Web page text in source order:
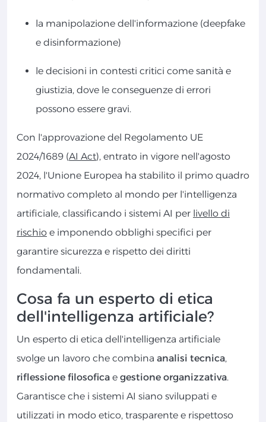
la manipolazione dell'informazione (deepfake
e disinformazione)
le decisioni in contesti critici come sanità e
giustizia, dove le conseguenze di errori
possono essere gravi.
Con l'approvazione del Regolamento UE
2024/1689 (AI Act), entrato in vigore nell'agosto
2024, l'Unione Europea ha stabilito il primo quadro
normativo completo al mondo per l'intelligenza
artificiale, classificando i sistemi AI per livello di
rischio e imponendo obblighi specifici per
garantire sicurezza e rispetto dei diritti
fondamentali.
Cosa fa un esperto di etica
dell'intelligenza artificiale?
Un esperto di etica dell'intelligenza artificiale
svolge un lavoro che combina analisi tecnica,
riflessione filosofica e gestione organizzativa.
Garantisce che i sistemi AI siano sviluppati e
utilizzati in modo etico, trasparente e rispettoso